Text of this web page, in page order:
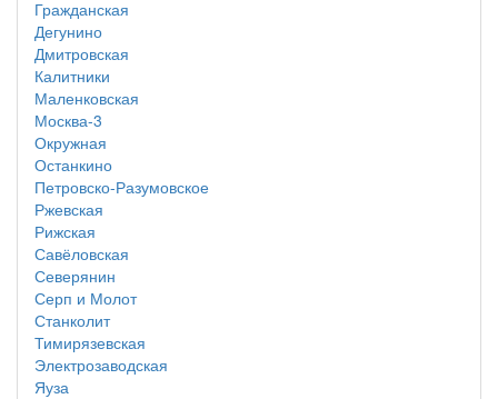
Гражданская
Дегунино
Дмитровская
Калитники
Маленковская
Москва-3
Окружная
Останкино
Петровско-Разумовское
Ржевская
Рижская
Савёловская
Северянин
Серп и Молот
Станколит
Тимирязевская
Электрозаводская
Яуза